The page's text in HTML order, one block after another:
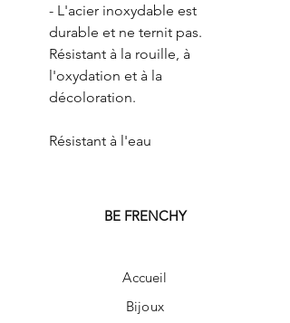
- L'acier inoxydable est
durable et ne ternit pas.
Résistant à la rouille, à
l'oxydation et à la
décoloration.
Résistant à l'eau
BE FRENCHY
Accueil
Bijoux